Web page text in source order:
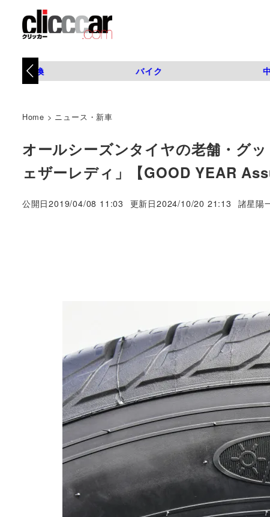
タイヤ交換 バイク
Home > ニュース・新車
オールシーズンタイヤの老舗・グ
ェザーレディ」【GOOD YEAR
公開日2019/04/08 11:03 更新日2024/10/20 21:13
著
諸星陽